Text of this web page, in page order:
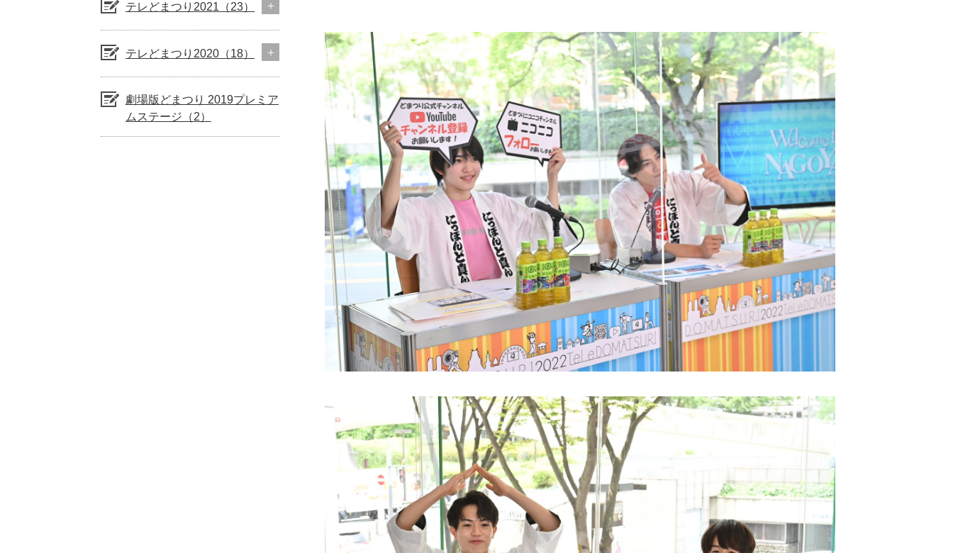
テレどまつり2021（23）
テレどまつり2020（18）
劇場版どまつり 2019プレミア
ムステージ（2）